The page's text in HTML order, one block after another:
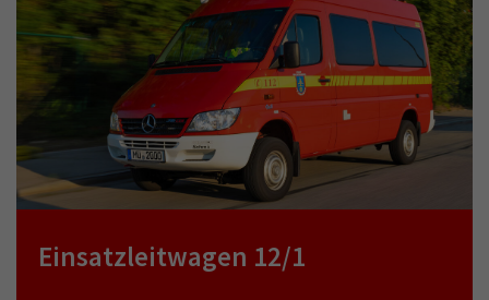
Einsatzleitwagen 12/1